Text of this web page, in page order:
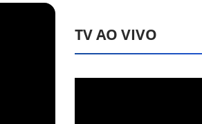
TV AO VIVO